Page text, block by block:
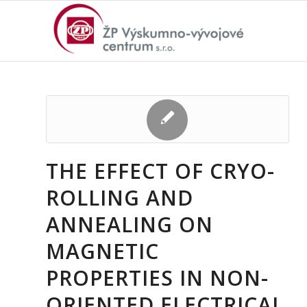
THE EFFECT OF CRYO-
ROLLING AND
ANNEALING ON
MAGNETIC
PROPERTIES IN NON-